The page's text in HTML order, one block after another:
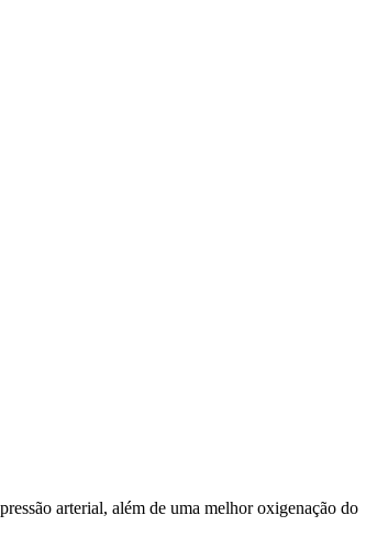
arterial, além de uma melhor oxigenação do